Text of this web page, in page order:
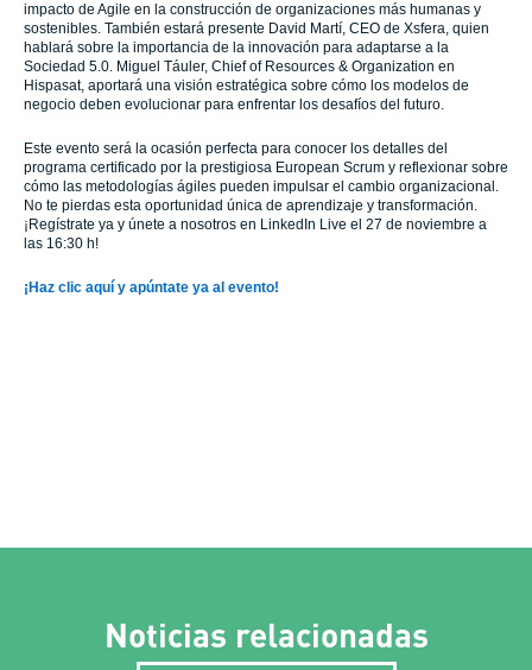
impacto de Agile en la construcción de organizaciones más humanas y
sostenibles. También estará presente David Martí, CEO de Xsfera, quien
hablará sobre la importancia de la innovación para adaptarse a la
Sociedad 5.0. Miguel Táuler, Chief of Resources & Organization en
Hispasat, aportará una visión estratégica sobre cómo los modelos de
negocio deben evolucionar para enfrentar los desafíos del futuro.
Este evento será la ocasión perfecta para conocer los detalles del
programa certificado por la prestigiosa European Scrum y reflexionar sobre
cómo las metodologías ágiles pueden impulsar el cambio organizacional.
No te pierdas esta oportunidad única de aprendizaje y transformación.
¡Regístrate ya y únete a nosotros en LinkedIn Live el 27 de noviembre a
las 16:30 h!
¡Haz clic aquí y apúntate ya al evento!
Noticias relacionadas